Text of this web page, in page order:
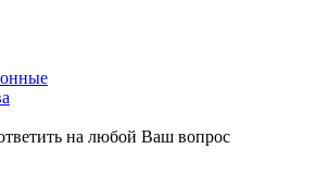
на любой Ваш вопрос